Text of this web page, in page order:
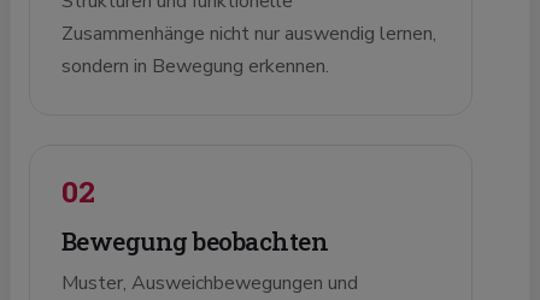
Zusammenhänge nicht nur auswendig lernen,
sondern in Bewegung erkennen.
02
Bewegung beobachten
Muster, Ausweichbewegungen und